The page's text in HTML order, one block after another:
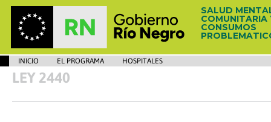
SALUD
COMUNITARIA
CONSUMOS
INICIO EL PROGRAMA HOSPITALES
LEY 2440